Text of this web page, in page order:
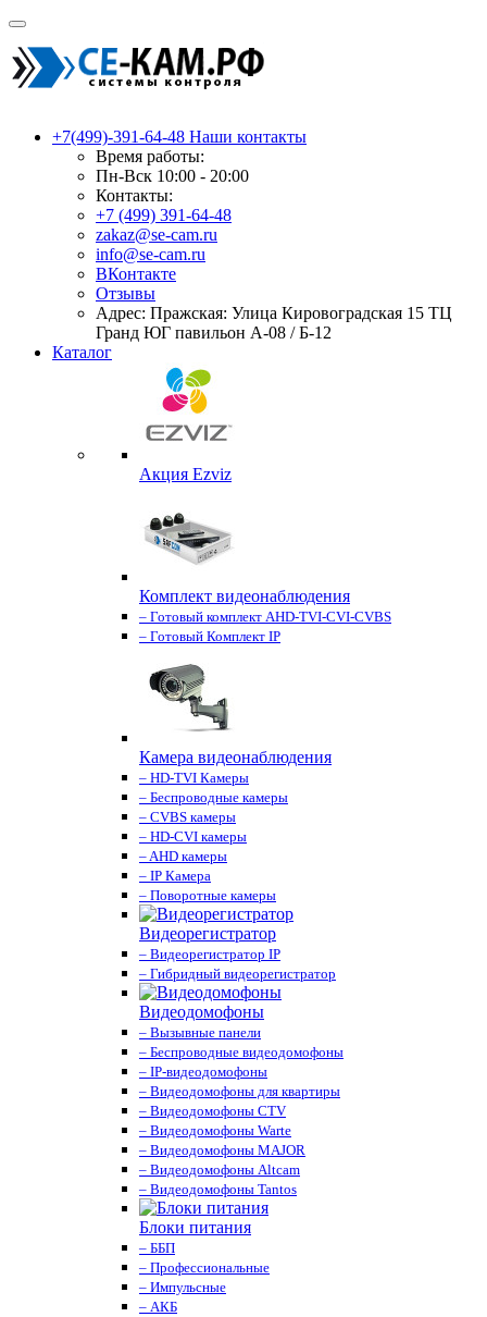
+7(499)-391-64-48 Наши контакты
Время работы:
Пн-Вск 10:00 - 20:00
Контакты:
+7 (499) 391-64-48
zakaz@se-cam.ru
info@se-cam.ru
ВКонтакте
Отзывы
Адрес: Пражская: Улица Кировоградская 15 ТЦ
Гранд ЮГ павильон А-08 / Б-12
Каталог
Акция Ezviz
Комплект видеонаблюдения
– Готовый комплект AHD-TVI-CVI-CVBS
– Готовый Комплект IP
Камера видеонаблюдения
– HD-TVI Камеры
– Беспроводные камеры
– CVBS камеры
– HD-CVI камеры
– AHD камеры
– IP Камера
– Поворотные камеры
Видеорегистратор
– Видеорегистратор IP
– Гибридный видеорегистратор
Видеодомофоны
– Вызывные панели
– Беспроводные видеодомофоны
– IP-видеодомофоны
– Видеодомофоны для квартиры
– Видеодомофоны CTV
– Видеодомофоны Warte
– Видеодомофоны MAJOR
– Видеодомофоны Altcam
– Видеодомофоны Tantos
Блоки питания
– ББП
– Профессиональные
– Импульсные
– АКБ